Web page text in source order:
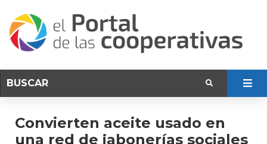
Convierten aceite usado en
una red de jabonerías sociales